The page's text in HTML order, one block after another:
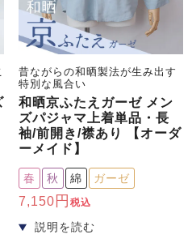
秋
パジャマ
新着商品
- New Arrival -
新着商品
- New Arrival -
一覧はこちら
半袖 七分袖
かぶり スリーパー
昔ながらの和晒製法が生み出す
特別な風合い
和晒京ふたえガーゼ メン
ズパジャマ上着単品・長
袖/前開き/襟あり 【オーダ
ーメイド】
春 秋 綿 ガーゼ
7,150 税込